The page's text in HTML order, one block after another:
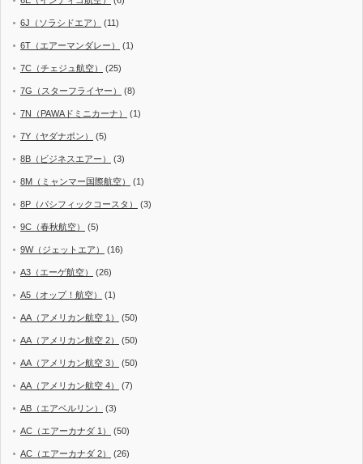
6J（ソラシドエア） (11)
6T（エアーマンダレー） (1)
7C（チェジュ航空） (25)
7G（スターフライヤー） (8)
7N（PAWAドミニカーナ） (1)
7Y（ヤダナポン） (5)
8B（ビジネスエアー） (3)
8M（ミャンマー国際航空） (1)
8P（パシフィックコースタ） (3)
9C（春秋航空） (5)
9W（ジェットエア） (16)
A3（エーゲ航空） (26)
A5（オップ！航空） (1)
AA（アメリカン航空 1） (50)
AA（アメリカン航空 2） (50)
AA（アメリカン航空 3） (50)
AA（アメリカン航空 4） (7)
AB（エアベルリン） (3)
AC（エアーカナダ 1） (50)
AC（エアーカナダ 2） (26)